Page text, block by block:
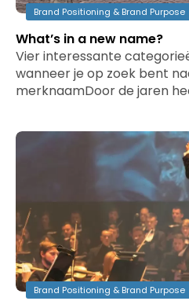
Brand Positioning & Brand Purpose
What’s in a new name?
Vier interessante
wanneer je op zoek bent
merknaamDoor de jaren
Brand Positioning & Brand Purpose